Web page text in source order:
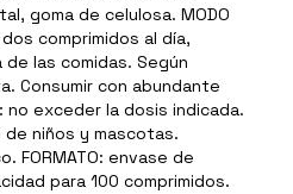
goma de celulosa. MODO
dos comprimidos al día,
las comidas. Según
Consumir con abundante
no exceder la dosis indicada.
niños y mascotas.
FORMATO: envase de
para 100 comprimidos.